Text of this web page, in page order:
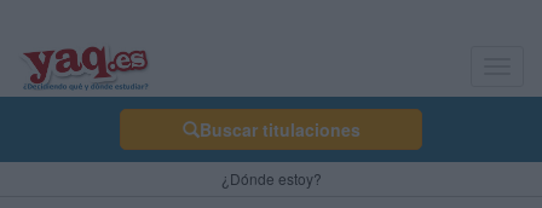
Buscar titulaciones
¿Dónde estoy?